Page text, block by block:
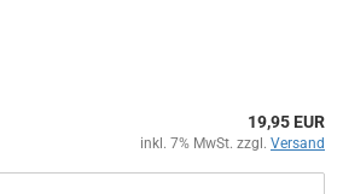
19,95 EUR
inkl. 7% MwSt. zzgl. Versand